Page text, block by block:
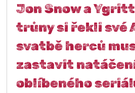
Jon Snow a
trůny si řekli své
svatbě herců
zastavit
oblíbeného